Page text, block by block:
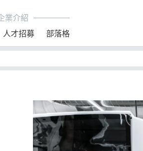
業介紹
人才招募 部落格